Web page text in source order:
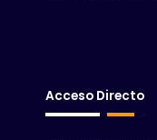
Acceso Directo